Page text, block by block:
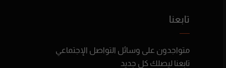
تابعنا
متواجدون على وسائل التواصل الإجتماعي
تابعنا ليصلك كل جديد